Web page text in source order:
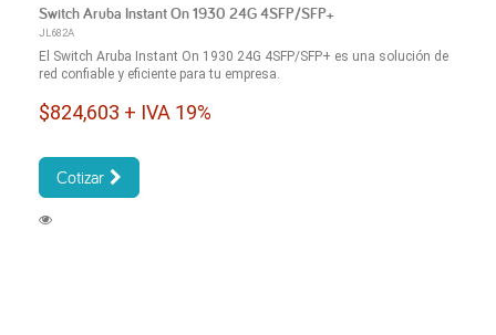
Switch Aruba Instant On 1930 24G 4SFP/SFP+
JL682A
El Switch Aruba Instant On 1930 24G 4SFP/SFP+ es una solución de
red confiable y eficiente para tu empresa.
$824,603 + IVA 19%
Cotizar